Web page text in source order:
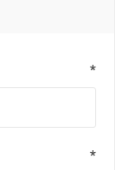
*
*